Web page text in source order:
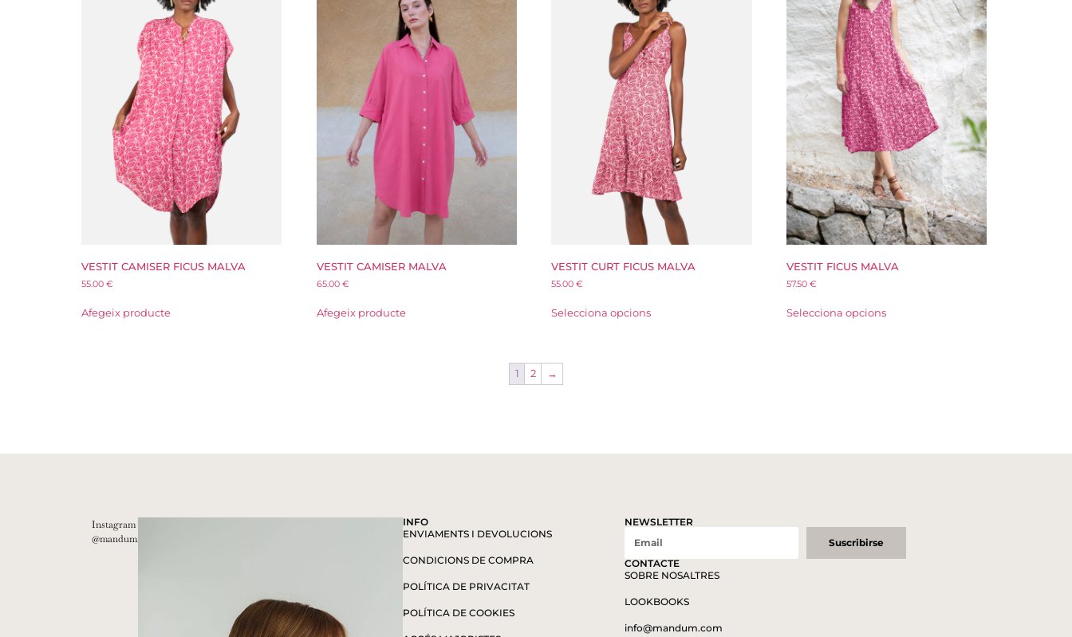
VESTIT CAMISER FICUS MALVA
55.00 €
Afegeix producte
VESTIT CAMISER MALVA
65.00 €
Afegeix producte
VESTIT CURT FICUS MALVA
55.00€
Selecciona opcions
VESTIT FICUS MALVA
57.50€
Selecciona opcions
1 2 →
Instagram
@mandum__
INFO
ENVIAMENTS I DEVOLUCIONS
CONDICIONS DE COMPRA
POLÍTICA DE PRIVACITAT
POLÍTICA DE COOKIES
NEWSLETTER
Suscribirse
CONTACTE
SOBRE NOSALTRES
LOOKBOOKS
info@mandum.com